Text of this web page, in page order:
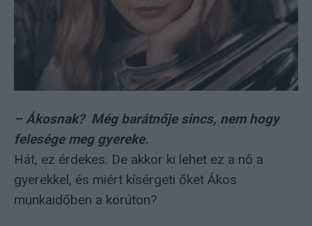
– Ákosnak? Még barátnője sincs, nem hogy
felesége meg gyereke.
Hát, ez érdekes. De akkor ki lehet ez a nő a
gyerekkel, és miért kísérgeti őket Ákos
munkaidőben a körúton?